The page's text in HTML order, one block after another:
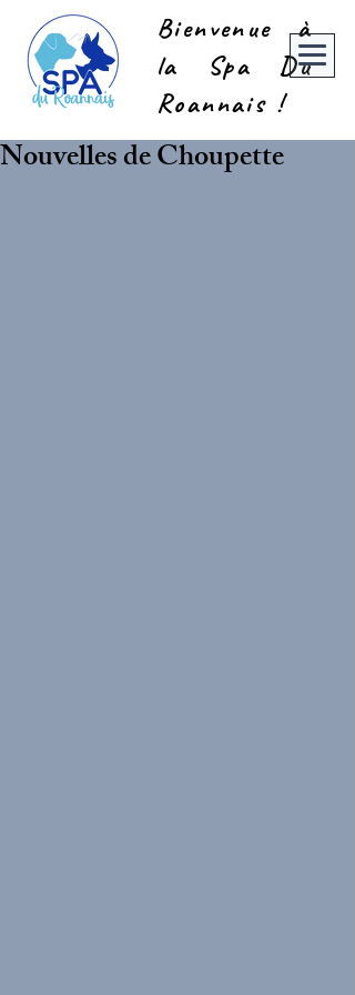
Bienvenue à
la Spa Du
Roannais !
Nouvelles de Choupette